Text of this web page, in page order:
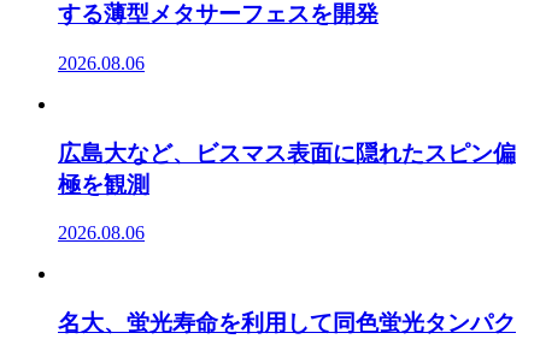
する薄型メタサーフェスを開発
2026.08.06
広島大など、ビスマス表面に隠れたスピン偏
極を観測
2026.08.06
名大、蛍光寿命を利用して同色蛍光タンパク